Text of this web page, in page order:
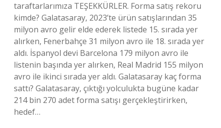
taraftarlarımıza TEŞEKKÜRLER. Forma satış rekoru
kimde? Galatasaray, 2023’te ürün satışlarından 35
milyon avro gelir elde ederek listede 15. sırada yer
alırken, Fenerbahçe 31 milyon avro ile 18. sırada yer
aldı. İspanyol devi Barcelona 179 milyon avro ile
listenin başında yer alırken, Real Madrid 155 milyon
avro ile ikinci sırada yer aldı. Galatasaray kaç forma
sattı? Galatasaray, çıktığı yolculukta bugüne kadar
214 bin 270 adet forma satışı gerçekleştirirken,
hedef…